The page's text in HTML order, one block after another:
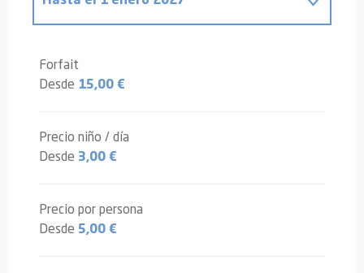
Forfait
Desde 15,00 €
Precio niño / día
Desde 3,00 €
Precio por persona
Desde 5,00 €